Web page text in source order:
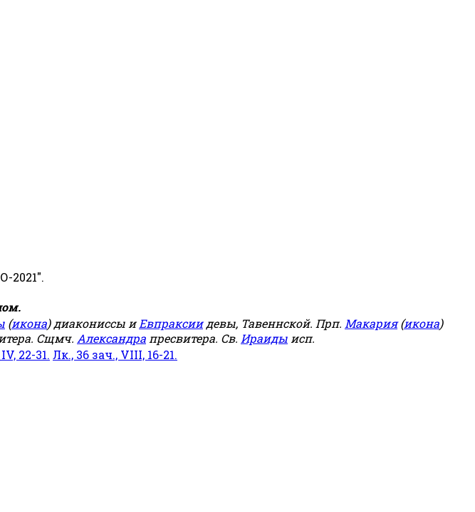
2021".
(икона) диакониссы иЕвпраксиидевы, Тавеннской. Прп. Макария(икона)
Сщмч. Александра пресвитера. Св. Ираиды исп.
22-31. Лк., 36 зач., VIII, 16-21.